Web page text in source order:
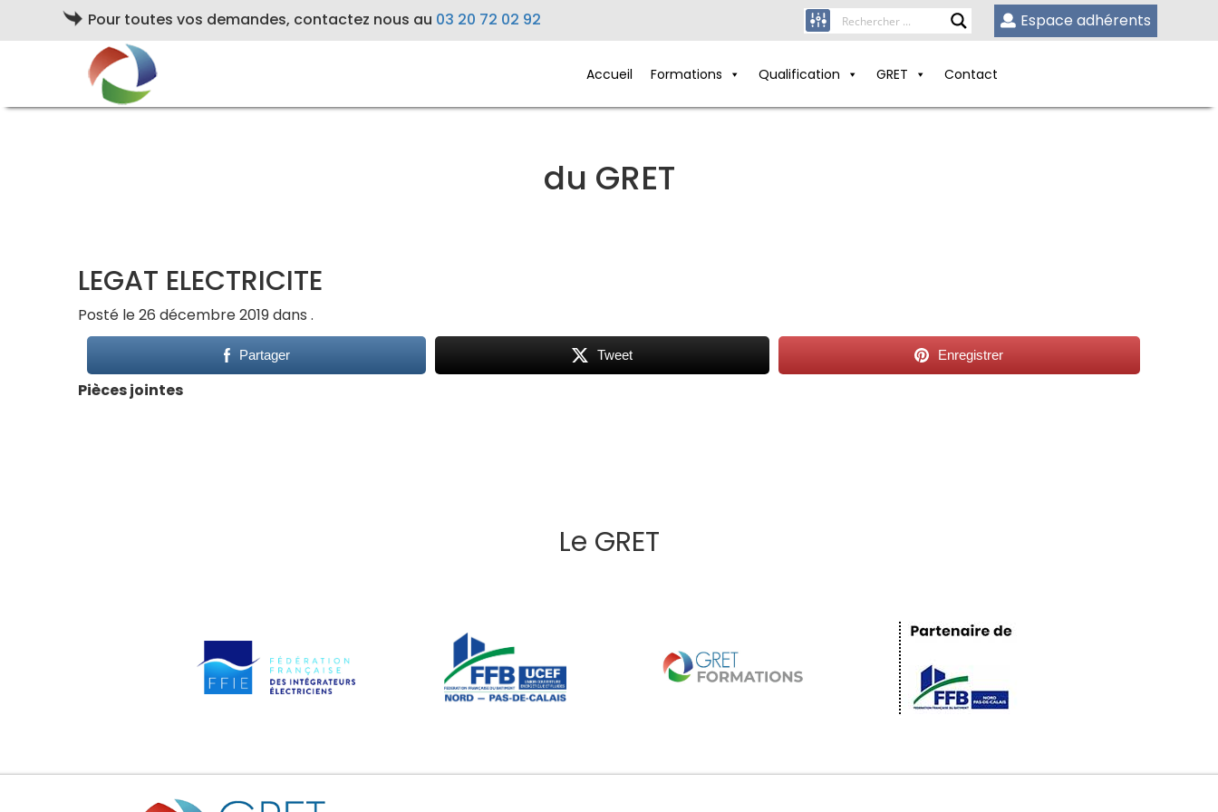
Pour toutes vos demandes, contactez nous au 03 20 72 02 92 Espace adhérents
Accueil Formations Qualification GRET Contact
du GRET
LEGAT ELECTRICITE
Posté le 26 décembre 2019 dans .
Partager Tweet Enregistrer
Pièces jointes
Le GRET